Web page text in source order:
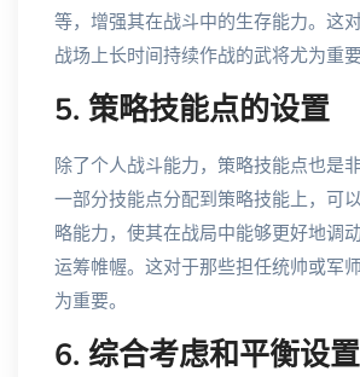
等，增强其在战斗中的生存能力。这
战场上长时间持续作战的武将尤为重要
5. 策略技能点的设置
除了个人战斗能力，策略技能点也是
一部分技能点分配到策略技能上，可
略能力，使其在战局中能够更好地调
运筹帷幄。这对于那些担任统帅或军
为重要。
6. 综合考虑和平衡设置